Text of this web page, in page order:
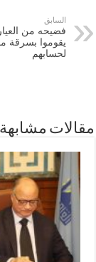
السابق
فضيحه من
يقوموا بسرقة
لحسابهم
مقالات مشابهة